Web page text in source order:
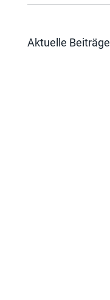
Aktuelle Beiträge